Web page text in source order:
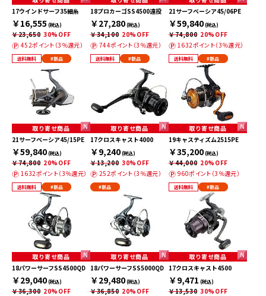
17ウインドサーフ35細糸
￥16,555 (税込)
￥23,650 30%OFF
452ポイント（3％還元）
送料無料 #新品
18プロカーゴSS4500遠投
￥27,280(税込)
￥34,100 20%OFF
744ポイント（3％還元）
送料無料 #新品
21サーフベーシア45/06PE
￥59,840(税込)
￥74,800 20%OFF
1632ポイント（3％還元）
送料無料 #新品
取り寄せ商品
21サーフベーシア45/15PE
￥59,840(税込)
￥74,800 20%OFF
1632ポイント（3％還元）
送料無料 #新品
取り寄せ商品
17クロスキャスト4000
￥9,240(税込)
￥13,200 30%OFF
252ポイント（3％還元）
#新品
取り寄せ商品
19キャスティズム2515PE
￥35,200(税込)
￥44,000 20%OFF
960ポイント（3％還元）
送料無料 #新品
取り寄せ商品
18パワーサーフSS4500QD
￥29,040(税込)
￥36,300 20%OFF
取り寄せ商品
18パワーサーフSS5000QD
￥29,480(税込)
￥36,850 20%OFF
取り寄せ商品
17クロスキャスト4500
￥9,471 (税込)
￥13,530 30%OFF